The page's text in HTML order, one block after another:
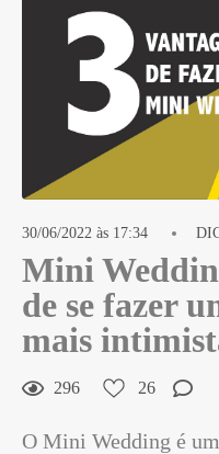
30/06/2022 às 17:34
Mini
de se fazer
mais
296 26
O Mini Wedding é